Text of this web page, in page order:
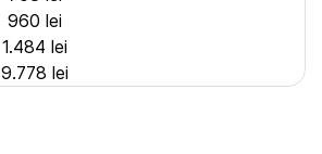
960 lei
1.484 lei
9.778 lei